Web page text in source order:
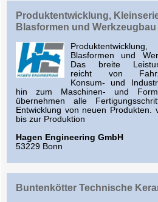
Produktentwicklung,
Blasformen und Werkzeugbau
Produktentwicklung,
Blasformen und
Das breite
reicht von
Konsum- und
hin zum Maschinen- und
übernehmen alle
Entwicklung von neuen Produkten.
bis zur Produktion
Hagen Engineering GmbH
53229 Bonn
Buntenkötter Technische